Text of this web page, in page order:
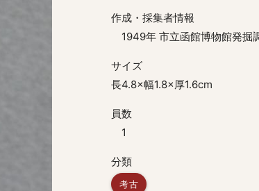
作成・採集者情報
1949年 市立函館博物館発掘
サイズ
長4.8×幅1.8×厚1.6cm
員数
1
分類
考古